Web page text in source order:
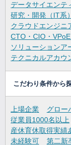
データサイエンテ
研究・開発（IT系）
クラウドエンジニ
CTO・CIO・
ソリューションア
テクニカルアカウ
こだわり条件から
上場企業 グロー
従業員1000名以上
産休育休取得実績
未経験可
第二新